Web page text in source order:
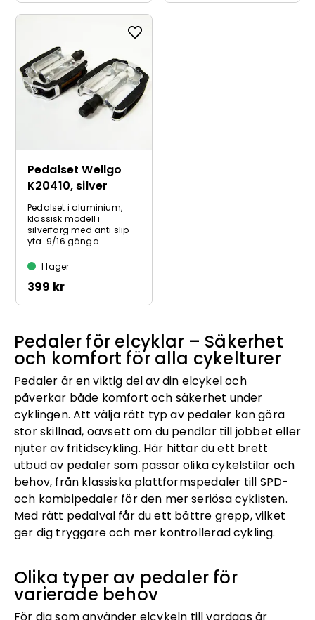
Pedalset Wellgo
K20410, silver
Pedalset i aluminium,
klassisk modell i
silverfärg med anti slip-
yta. 9/16 gänga...
I lager
399 kr
Pedaler för elcyklar – Säkerhet
och komfort för alla cykelturer
Pedaler är en viktig del av din elcykel och
påverkar både komfort och säkerhet under
cyklingen. Att välja rätt typ av pedaler kan göra
stor skillnad, oavsett om du pendlar till jobbet eller
njuter av fritidscykling. Här hittar du ett brett
utbud av pedaler som passar olika cykelstilar och
behov, från klassiska plattformspedaler till SPD-
och kombipedaler för den mer seriösa cyklisten.
Med rätt pedalval får du ett bättre grepp, vilket
ger dig tryggare och mer kontrollerad cykling.
Olika typer av pedaler för
varierade behov
För dig som använder elcykeln till vardags är